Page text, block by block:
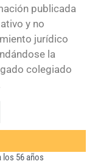
publicada
y no
jurídico
la
colegiado
los 56 años